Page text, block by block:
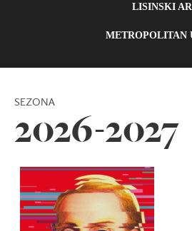
LISINSKI
METROPOLITAN
SEZONA
2026-2027